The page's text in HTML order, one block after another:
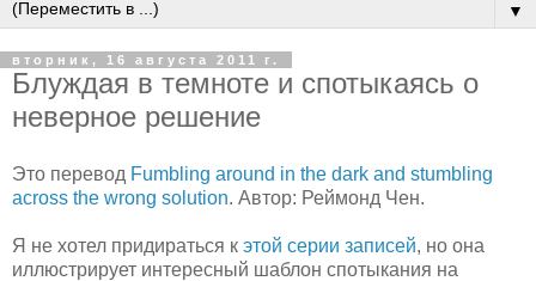
▼
вторник, 16 августа 2011 г.
Блуждая в темноте и спотыкаясь о
неверное решение
Это перевод Fumbling around in the dark and stumbling
across the wrong solution. Автор: Реймонд Чен.
Я не хотел придираться к этой серии записей, но она
иллюстрирует интересный шаблон спотыкания на